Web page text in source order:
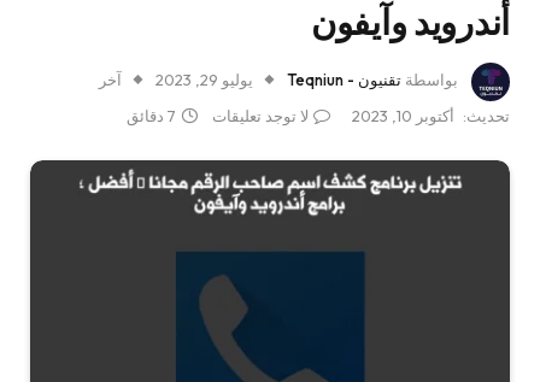
أندرويد وآيفون
بواسطة تقنيون - Teqniun يوليو 29, 2023
آخر
تحديث:
أكتوبر 10, 2023 لا توجد تعليقات 7 دقائق